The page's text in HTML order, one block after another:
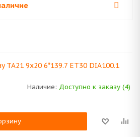
TA21 9x20 6*139.7 ET30 DIA100.1
Наличие: Доступно к заказу (4)